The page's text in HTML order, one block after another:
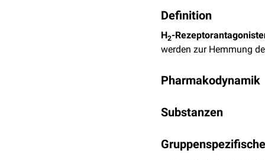
Definition
H2-
werden zur Hemmung
Pharmakodynamik
Besetzung der H
Im Vergleich zu
Substanzen
Ranitidin